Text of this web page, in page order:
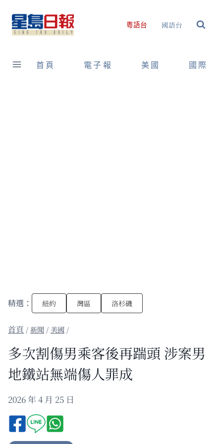
content
粵語台 國語台
首頁 電子報 美國 國際
精選： 紐約 灣區 洛杉磯
/新聞 / 美國 /
多次割傷男乘客後再踹頭 涉案男
地鐵站無端傷人罪成
2026 年 4 月 25 日